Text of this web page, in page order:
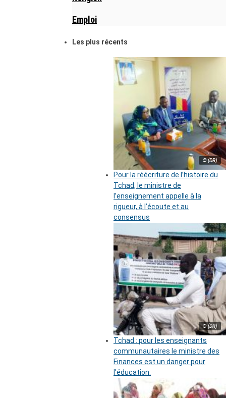
Emploi
Les plus récents
© (DR)
Pour la réécriture de l’histoire du
Tchad, le ministre de
l’enseignement appelle à la
rigueur, à l’écoute et au
consensus
© (DR)
Tchad : pour les enseignants
communautaires le ministre des
Finances est un danger pour
l’éducation.